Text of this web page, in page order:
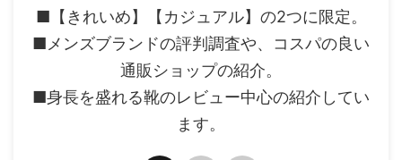
■【きれいめ】【カジュアル】の2つに限定。
■メンズブランドの評判調査や、コスパの良い
通販ショップの紹介。
■身長を盛れる靴のレビュー中心の紹介してい
ます。